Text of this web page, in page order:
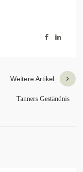
Weitere Artikel
Tanners Geständnis